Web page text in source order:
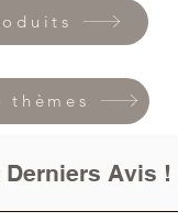
thèmes
Avis !